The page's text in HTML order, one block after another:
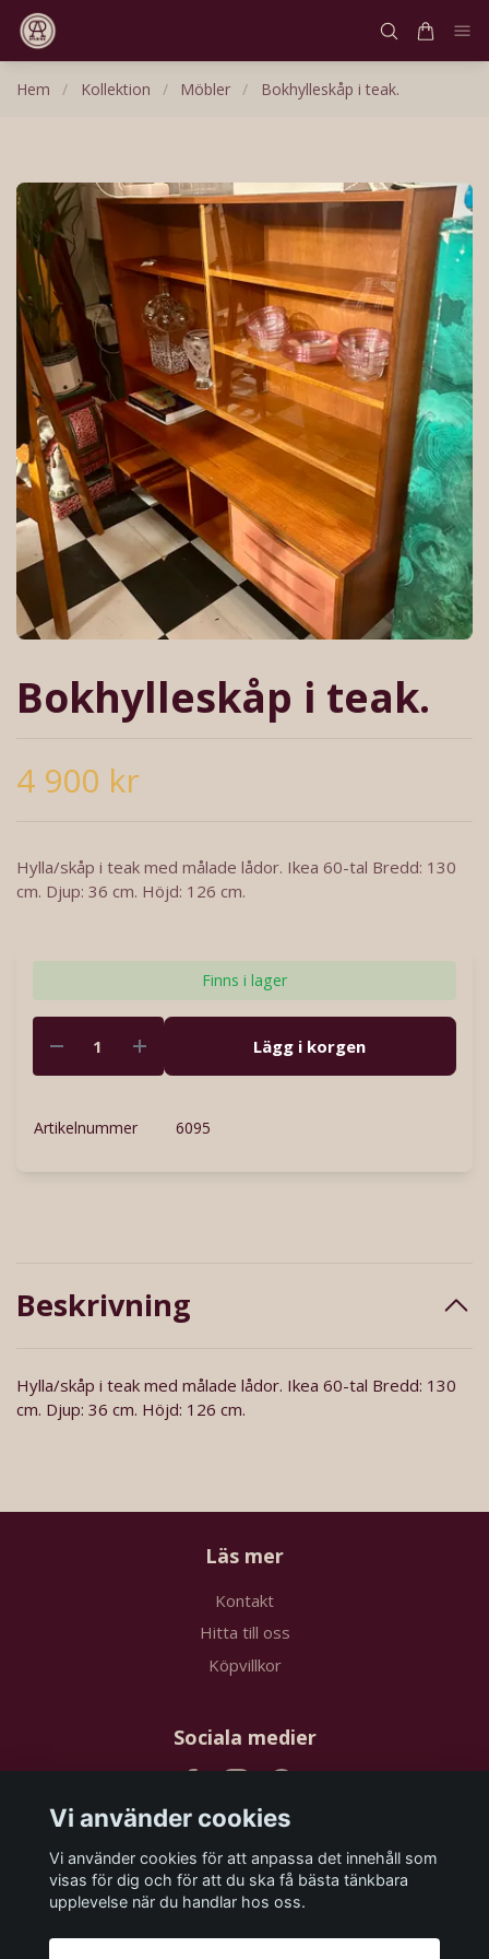
Hem / Kollektion / Möbler / Bokhylleskåp i teak.
Bokhylleskåp i teak.
4 900 kr
Hylla/skåp i teak med målade lådor. Ikea 60-tal Bredd: 130
cm. Djup: 36 cm. Höjd: 126 cm.
Finns i lager
Lägg i korgen
Artikelnummer 6095
Beskrivning
Hylla/skåp i teak med målade lådor. Ikea 60-tal Bredd: 130
cm. Djup: 36 cm. Höjd: 126 cm.
Läs mer
Kontakt
Hitta till oss
Köpvillkor
Sociala medier
Prenumerera på vårt nyhetsbrev
Vi använder cookies
Vi använder cookies för att anpassa det innehåll som
visas för dig och för att du ska få bästa tänkbara
upplevelse när du handlar hos oss.